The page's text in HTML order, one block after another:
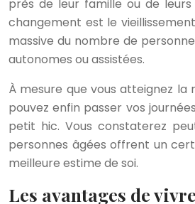
près de leur famille ou de
changement est le
massive du nombre de
autonomes ou assistées.
À mesure que vous atteignez la
pouvez enfin passer vos
petit hic. Vous constaterez
personnes âgées offrent un
meilleure estime de soi.
Les avantages de